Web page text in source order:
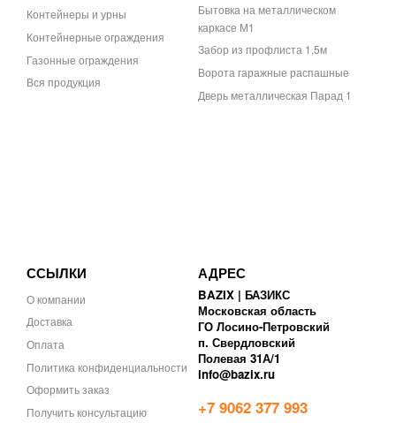
Контейнеры и урны
Контейнерные ограждения
Газонные ограждения
Вся продукция
Бытовка на металлическом
каркасе М1
Забор из профлиста 1,5м
Ворота гаражные распашные
Дверь металлическая Парад 1
ССЫЛКИ
О компании
Доставка
Оплата
Политика конфиденциальности
Оформить заказ
Получить консультацию
АДРЕС
BAZIX | БАЗИКС
Московская область
ГО Лосино-Петровский
п. Свердловский
Полевая 31А/1
info@bazix.ru
+7 9062 377 993